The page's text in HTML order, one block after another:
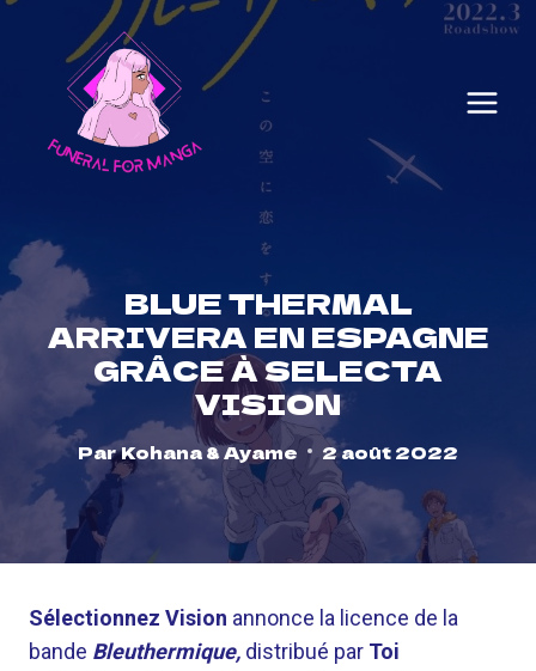
content
BLUE THERMAL
ARRIVERA EN ESPAGNE
GRÂCE À SELECTA
VISION
ParKohana & Ayame 2 août 2022
Sélectionnez Vision annonce la licence de la
bande Bleuthermique, distribué par Toi